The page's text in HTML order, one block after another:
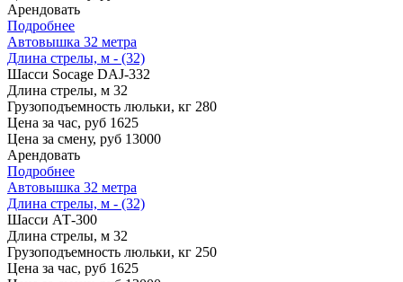
Арендовать
Подробнее
Автовышка 32 метра
Длина стрелы, м - (32)
Шасси Socage DAJ-332
Длина стрелы, м 32
Грузоподъемность люльки, кг 280
Цена за час, руб 1625
Цена за смену, руб 13000
Арендовать
Подробнее
Автовышка 32 метра
Длина стрелы, м - (32)
Шасси АТ-300
Длина стрелы, м 32
Грузоподъемность люльки, кг 250
Цена за час, руб 1625